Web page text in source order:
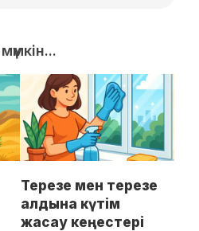
Терезе мен терезе
алдына күтім
жасау кеңестері